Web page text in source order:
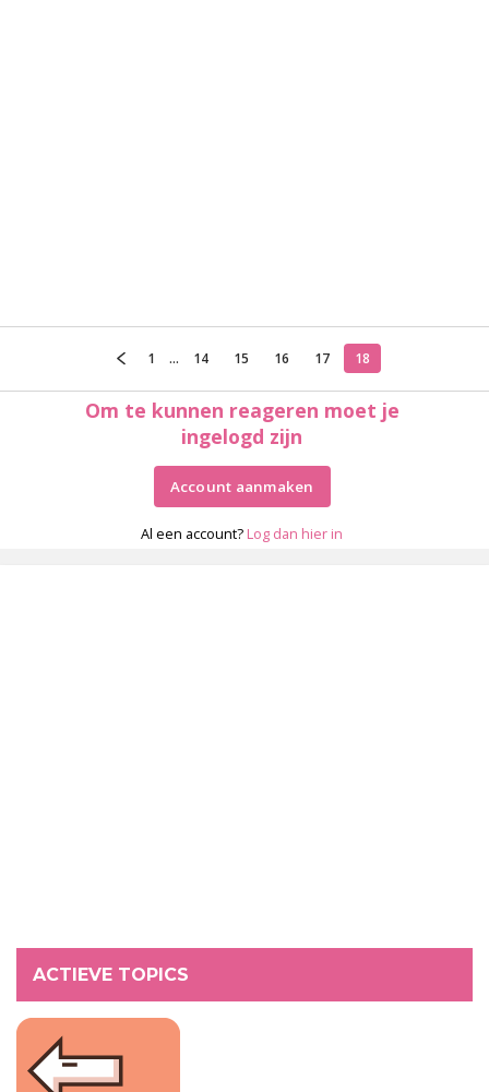
1 ... 14 15 16 17 18
Om te kunnen reageren moet je
ingelogd zijn
Account aanmaken
Al een account? Log dan hier in
ACTIEVE TOPICS